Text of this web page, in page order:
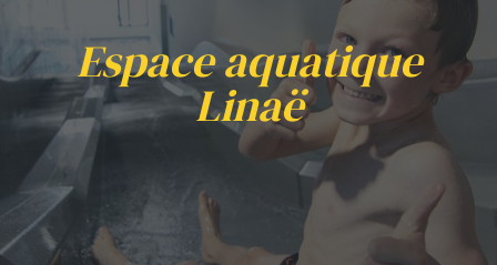
Espace aquatique
Linaë